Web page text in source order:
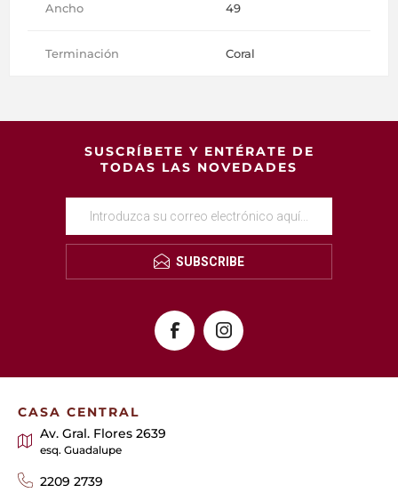
Ancho 49
Terminación Coral
SUSCRÍBETE Y ENTÉRATE DE
TODAS LAS NOVEDADES
SUBSCRIBE
CASA CENTRAL
Av. Gral. Flores 2639
esq. Guadalupe
2209 2739